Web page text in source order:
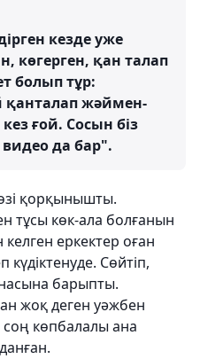
кезде уже
көгерген, қан талап
болып тұр:
жәймен-
ғой. Сосын біз
видео да бар".
қорқынышты.
тұсы көк-ала болғанын
еркектер оған
күдіктенуде. Сөйтіп,
барыпты.
жоқ деген уәжбен
көпбалалы ана